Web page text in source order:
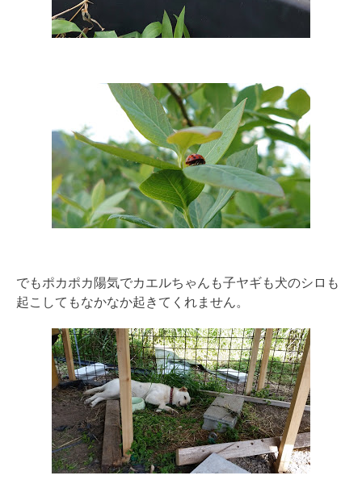
でもポカポカ陽気でカエルちゃんも子ヤギも犬のシロも
起こしてもなかなか起きてくれません。